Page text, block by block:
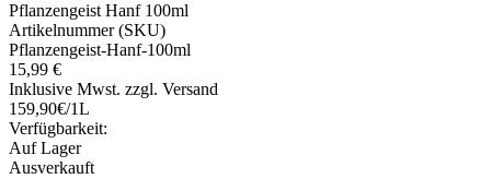
Pflanzengeist Hanf 100ml
Artikelnummer (SKU)
Pflanzengeist-Hanf-100ml
15,99 €
Inklusive Mwst. zzgl. Versand
159,90€/1L
Verfügbarkeit:
Auf Lager
Ausverkauft